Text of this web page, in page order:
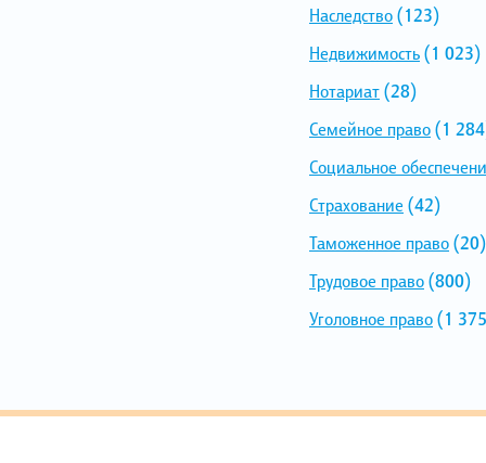
Наследство(123)
Недвижимость(1 023)
Нотариат(28)
Семейное право(1
Социальное
Страхование (42)
Таможенное право(20)
Трудовое право(800)
Уголовное право(1